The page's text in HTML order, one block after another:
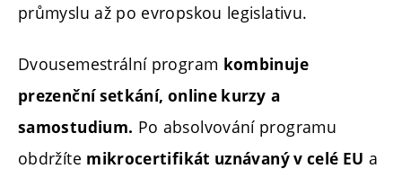
průmyslu až po evropskou legislativu.
Dvousemestrální program kombinuje
prezenční setkání, online kurzy a
samostudium. Po absolvování programu
obdržíte mikrocertifikát uznávaný v celé EU a